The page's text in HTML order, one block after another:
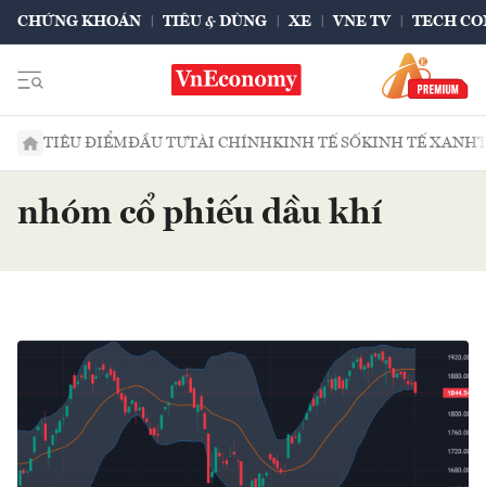
CHỨNG KHOÁN TIÊU & DÙNG XE VNE TV TECH
TIÊU ĐIỂMĐẦU TƯTÀI CHÍNHKINH TẾ SỐKINH TẾ XANH
nhóm cổ phiếu dầu khí